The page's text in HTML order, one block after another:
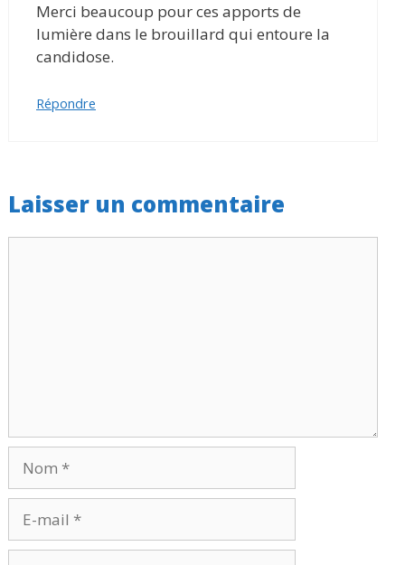
Merci beaucoup pour ces apports de
lumière dans le brouillard qui entoure la
candidose.
Répondre
Laisser un commentaire
mail